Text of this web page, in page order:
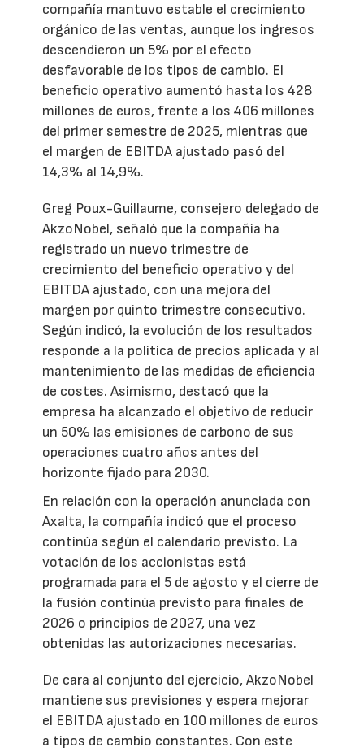
compañía mantuvo estable el crecimiento
orgánico de las ventas, aunque los ingresos
descendieron un 5% por el efecto
desfavorable de los tipos de cambio. El
beneficio operativo aumentó hasta los 428
millones de euros, frente a los 406 millones
del primer semestre de 2025, mientras que
el margen de EBITDA ajustado pasó del
14,3% al 14,9%.
Greg Poux-Guillaume, consejero delegado de
AkzoNobel, señaló que la compañía ha
registrado un nuevo trimestre de
crecimiento del beneficio operativo y del
EBITDA ajustado, con una mejora del
margen por quinto trimestre consecutivo.
Según indicó, la evolución de los resultados
responde a la política de precios aplicada y al
mantenimiento de las medidas de eficiencia
de costes. Asimismo, destacó que la
empresa ha alcanzado el objetivo de reducir
un 50% las emisiones de carbono de sus
operaciones cuatro años antes del
horizonte fijado para 2030.
En relación con la operación anunciada con
Axalta, la compañía indicó que el proceso
continúa según el calendario previsto. La
votación de los accionistas está
programada para el 5 de agosto y el cierre de
la fusión continúa previsto para finales de
2026 o principios de 2027, una vez
obtenidas las autorizaciones necesarias.
De cara al conjunto del ejercicio, AkzoNobel
mantiene sus previsiones y espera mejorar
el EBITDA ajustado en 100 millones de euros
a tipos de cambio constantes. Con este